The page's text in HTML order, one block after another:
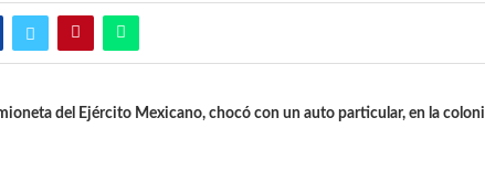
del Ejército Mexicano, chocó con un auto particular, en la